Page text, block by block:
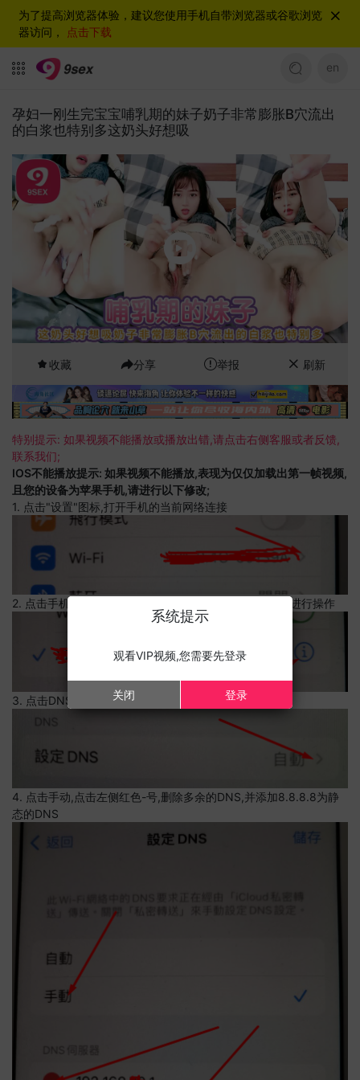
为了提高浏览器体验，建议您使用手机自带浏览器或谷歌浏览
器访问， 点击下载
en
孕妇一刚生完宝宝哺乳期的妹子奶子非常膨胀B穴流出
的白浆也特别多这奶头好想吸
收藏 分享 举报 刷新
特别提示: 如果视频不能播放或播放出错,请点击右侧客服或者反馈,
联系我们;
IOS不能播放提示: 如果视频不能播放,表现为仅仅加载出第一帧视频,
且您的设备为苹果手机,请进行以下修改;
1. 点击"设置"图标,打开手机的当前网络连接
2. 点击手机的当前网络连接,上边有一个感叹号,点击可以进行操作
3. 点击DNS设置
4. 点击手动,点击左侧红色-号,删除多余的DNS,并添加8.8.8.8为静
态的DNS
系统提示
观看VIP视频,您需要先登录
关闭 登录